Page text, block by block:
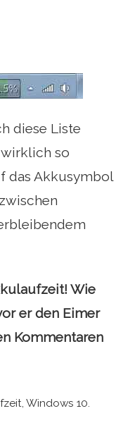
diese Liste
so
das Akkusymbol
Wie
er den Eimer
Kommentaren
Windows 10.